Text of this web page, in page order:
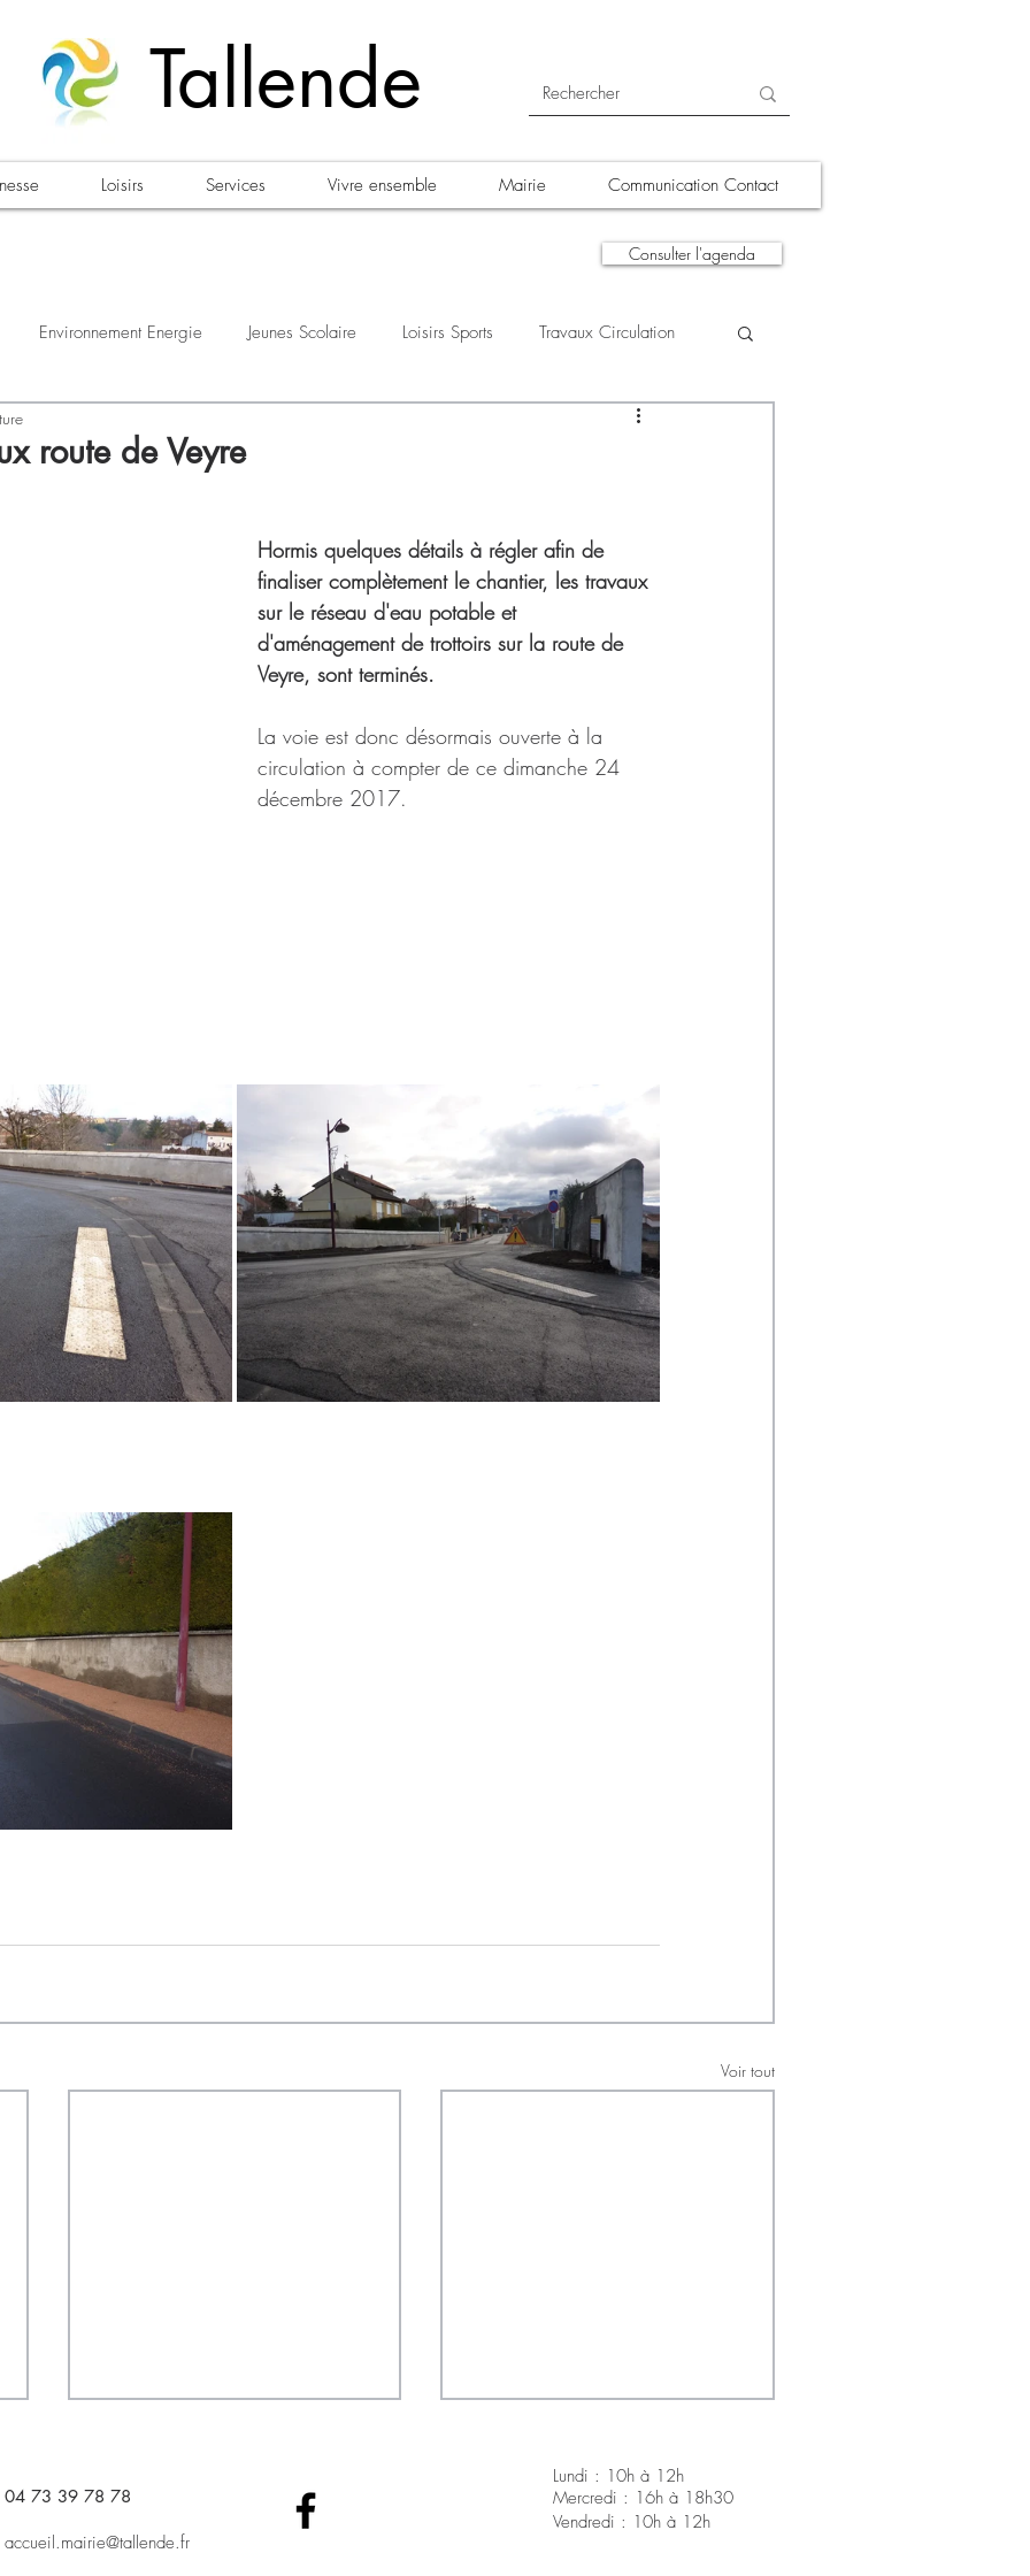
Tallende
Loisirs Services Vivre ensemble Mairie Communication Contact
Consulter l'agenda
Environnement Energie Jeunes Scolaire Loisirs Sports Travaux Circulation
A la une
route de Veyre
Hormis quelques détails à régler afin de
finaliser complètement le chantier, les travaux
sur le réseau d'eau potable et
d'aménagement de trottoirs sur la route de
Veyre, sont terminés.
La voie est donc désormais ouverte à la
circulation à compter de ce dimanche 24
décembre 2017.
Voir tout
04 73 39 78 78​
accueil.mairie@tallende.fr
Lundi : 10h à 12h
Mercredi : 16h à 18h30
Vendredi : 10h à 12h